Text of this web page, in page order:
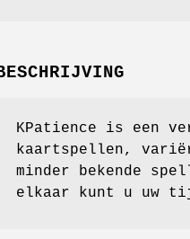
KPatience is een
kaartspellen,
minder bekende
elkaar kunt u uw